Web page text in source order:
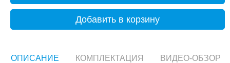
Добавить в корзину
ОПИСАНИЕ КОМПЛЕКТАЦИЯ ВИДЕО-ОБЗОР